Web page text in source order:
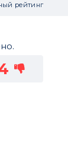
рейтинг